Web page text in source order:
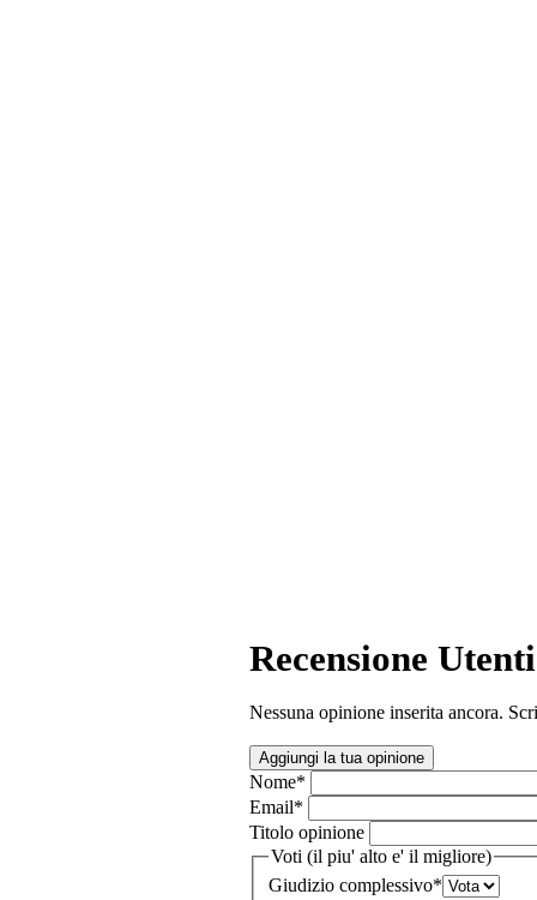
Recensione Utenti
Nessuna opinione inserita ancora.
Aggiungi la tua opinione
Nome*
Email*
Titolo opinione
Voti (il piu' alto e' il migliore)
Giudizio complessivo*